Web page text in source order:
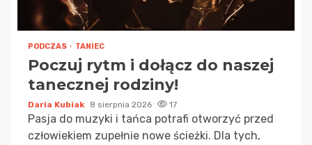
PODCZAS TANIEC
Poczuj rytm i dołącz do naszej
tanecznej rodziny!
Daria Kubiak 8 sierpnia 2026 17
Pasja do muzyki i tańca potrafi otworzyć przed
człowiekiem zupełnie nowe ścieżki. Dla tych,